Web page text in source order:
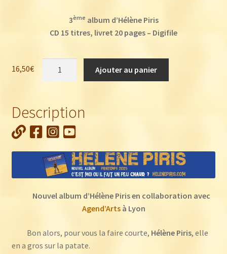
3ème album d’Hélène Piris
CD 15 titres, livret 20 pages – Digifile
16,50€
:
C'est
moi
ou
il
fait
?
Ajouter au panier
Description
Nouvel album d’Hélène Pirisen collaboration avec
Agend’Artsà Lyon
Bon alors, pour vous la faire courte, Hélène Piris, elle
en a gros sur la patate.